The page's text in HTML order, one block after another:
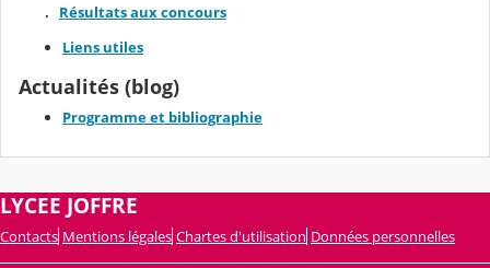
. Résultats aux concours
Liens utiles
Actualités (blog)
Programme et bibliographie
LYCEE JOFFRE
Contacts Mentions légales Chartes d'utilisation Données personnelles